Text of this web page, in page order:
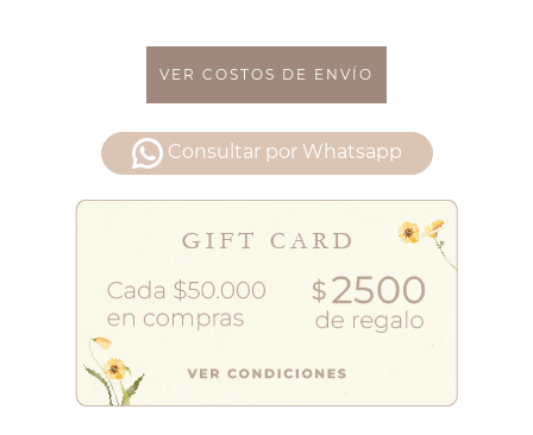
VER COSTOS DE ENVÍO
Consultar por Whatsapp